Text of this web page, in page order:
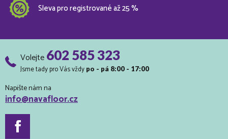
Sleva pro registrované až 25 %
Volejte602 585 323
Jsme tady pro Vás vždy po - pá 8:00 - 17:00
Napište nám na
info@navafloor.cz